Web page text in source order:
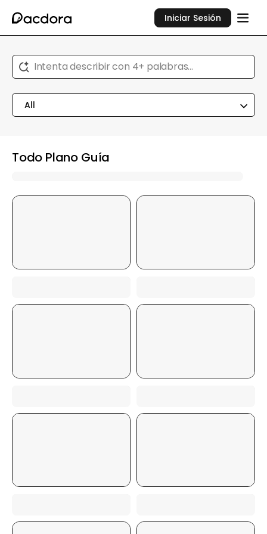
Iniciar Sesión
Intenta describir con 4+ palabras...
All
Todo Plano Guía